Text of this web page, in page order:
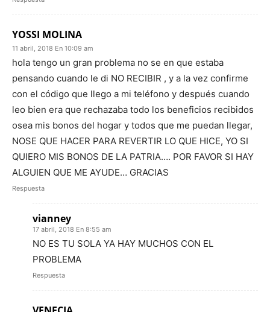
YOSSI MOLINA
11 abril, 2018 En 10:09 am
hola tengo un gran problema no se en que estaba
pensando cuando le di NO RECIBIR , y a la vez confirme
con el código que llego a mi teléfono y después cuando
leo bien era que rechazaba todo los beneficios recibidos
osea mis bonos del hogar y todos que me puedan llegar,
NOSE QUE HACER PARA REVERTIR LO QUE HICE, YO SI
QUIERO MIS BONOS DE LA PATRIA…. POR FAVOR SI HAY
ALGUIEN QUE ME AYUDE… GRACIAS
Respuesta
vianney
17 abril, 2018 En 8:55 am
NO ES TU SOLA YA HAY MUCHOS CON EL
PROBLEMA
Respuesta